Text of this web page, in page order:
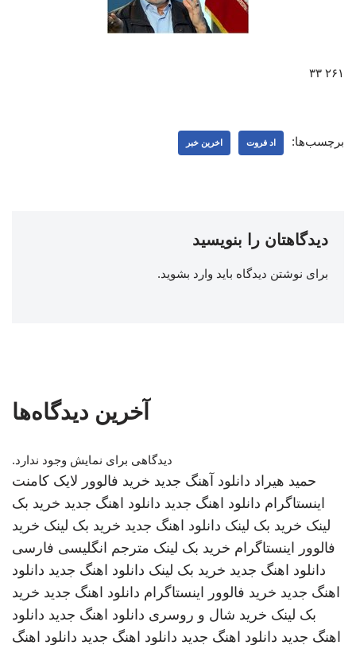
۲۶۱ ۳۳
برچسب‌ها: اد فروت اخرین خبر
دیدگاهتان را بنویسید
برای نوشتن دیدگاه باید وارد بشوید.
آخرین دیدگاه‌ها
دیدگاهی برای نمایش وجود ندارد.
حمید هیراد دانلود آهنگ جدید خرید فالوور لایک کامنت
اینستاگرام دانلود اهنگ جدید دانلود اهنگ جدید خرید بک
لینک خرید بک لینک دانلود اهنگ جدید خرید بک لینک خرید
فالوور اینستاگرام خرید بک لینک مترجم انگلیسی فارسی
دانلود اهنگ جدید خرید بک لینک دانلود اهنگ جدید دانلود
اهنگ جدید خرید فالوور اینستاگرام دانلود اهنگ جدید خرید
بک لینک خرید شال و روسری دانلود اهنگ جدید دانلود
اهنگ جدید دانلود اهنگ جدید دانلود اهنگ جدید دانلود اهنگ